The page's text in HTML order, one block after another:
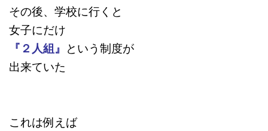
その後、学校に行くと
女子にだけ
『２人組』 という制度が
出来ていた
これは例えば